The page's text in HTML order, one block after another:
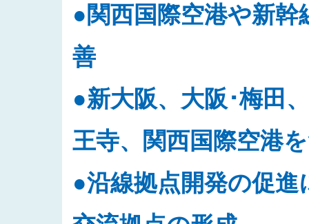
●関西国際空港や新
善
●新大阪、大阪･梅田
王寺、関西国際空港
●沿線拠点開発の促